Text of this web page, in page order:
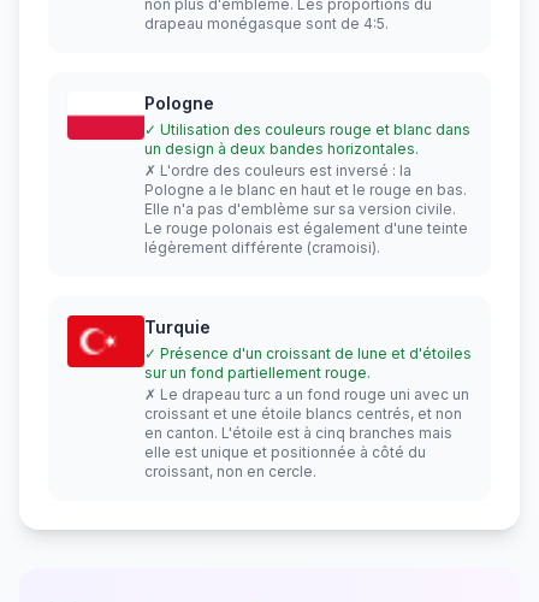
non plus d'emblème. Les proportions du
drapeau monégasque sont de 4:5.
Pologne
✓ Utilisation des couleurs rouge et blanc dans
un design à deux bandes horizontales.
✗ L'ordre des couleurs est inversé : la
Pologne a le blanc en haut et le rouge en bas.
Elle n'a pas d'emblème sur sa version civile.
Le rouge polonais est également d'une teinte
légèrement différente (cramoisi).
Turquie
✓ Présence d'un croissant de lune et d'étoiles
sur un fond partiellement rouge.
✗ Le drapeau turc a un fond rouge uni avec un
croissant et une étoile blancs centrés, et non
en canton. L'étoile est à cinq branches mais
elle est unique et positionnée à côté du
croissant, non en cercle.